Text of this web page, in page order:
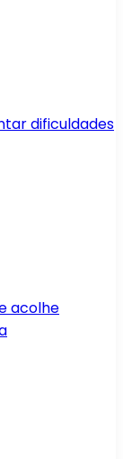
dificuldades
acolhe